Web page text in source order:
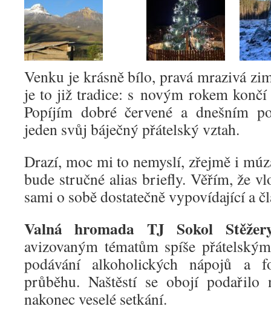
Venku je krásně bílo, pravá mrazivá
je to již tradice: s novým rokem končí
Popíjím dobré červené a dnešním
jeden svůj báječný přátelský vztah.
Drazí, moc mi to nemyslí, zřejmě i
bude stručné alias briefly. Věřím, že
sami o sobě dostatečně vypovídající a
Valná hromada TJ Sokol
avizovaným tématům spíše
podávání alkoholických nápojů a
průběhu. Naštěstí se obojí
nakonec veselé setkání.